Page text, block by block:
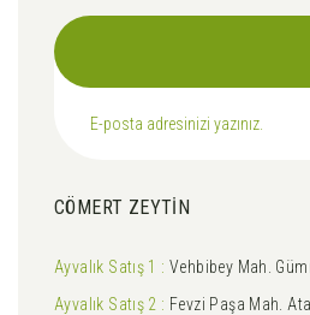
CÖMERT ZEYTİN
Ayvalık Satış 1 : Vehbibey Mah.
Ayvalık Satış 2 : Fevzi Paşa Mah.